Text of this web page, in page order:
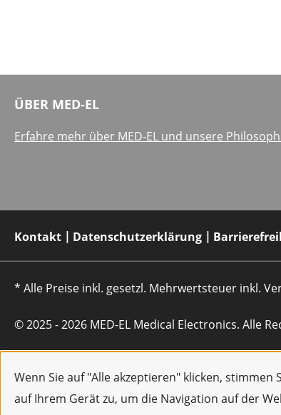
Wenn Sie auf "Alle akzeptieren" klicken, stimmen
auf Ihrem Gerät zu, um die Navigation auf der
ÜBER MED-EL
Erfahre mehr über MED-EL und unsere
Kontakt Datenschutzerklärung
* Alle Preise inkl. gesetzl. Mehrwertsteuer inkl.
© 2025 - 2026 MED-EL Medical Electronics. Alle